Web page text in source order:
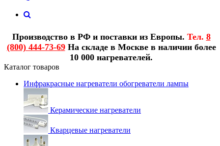
Производство в РФ и поставки из Европы. Тел. 8
(800) 444-73-69На складе в Москве в наличии более
10 000 нагревателей.
Каталог товаров
Инфракрасные нагреватели обогреватели лампы
Керамические нагреватели
Кварцевые нагреватели